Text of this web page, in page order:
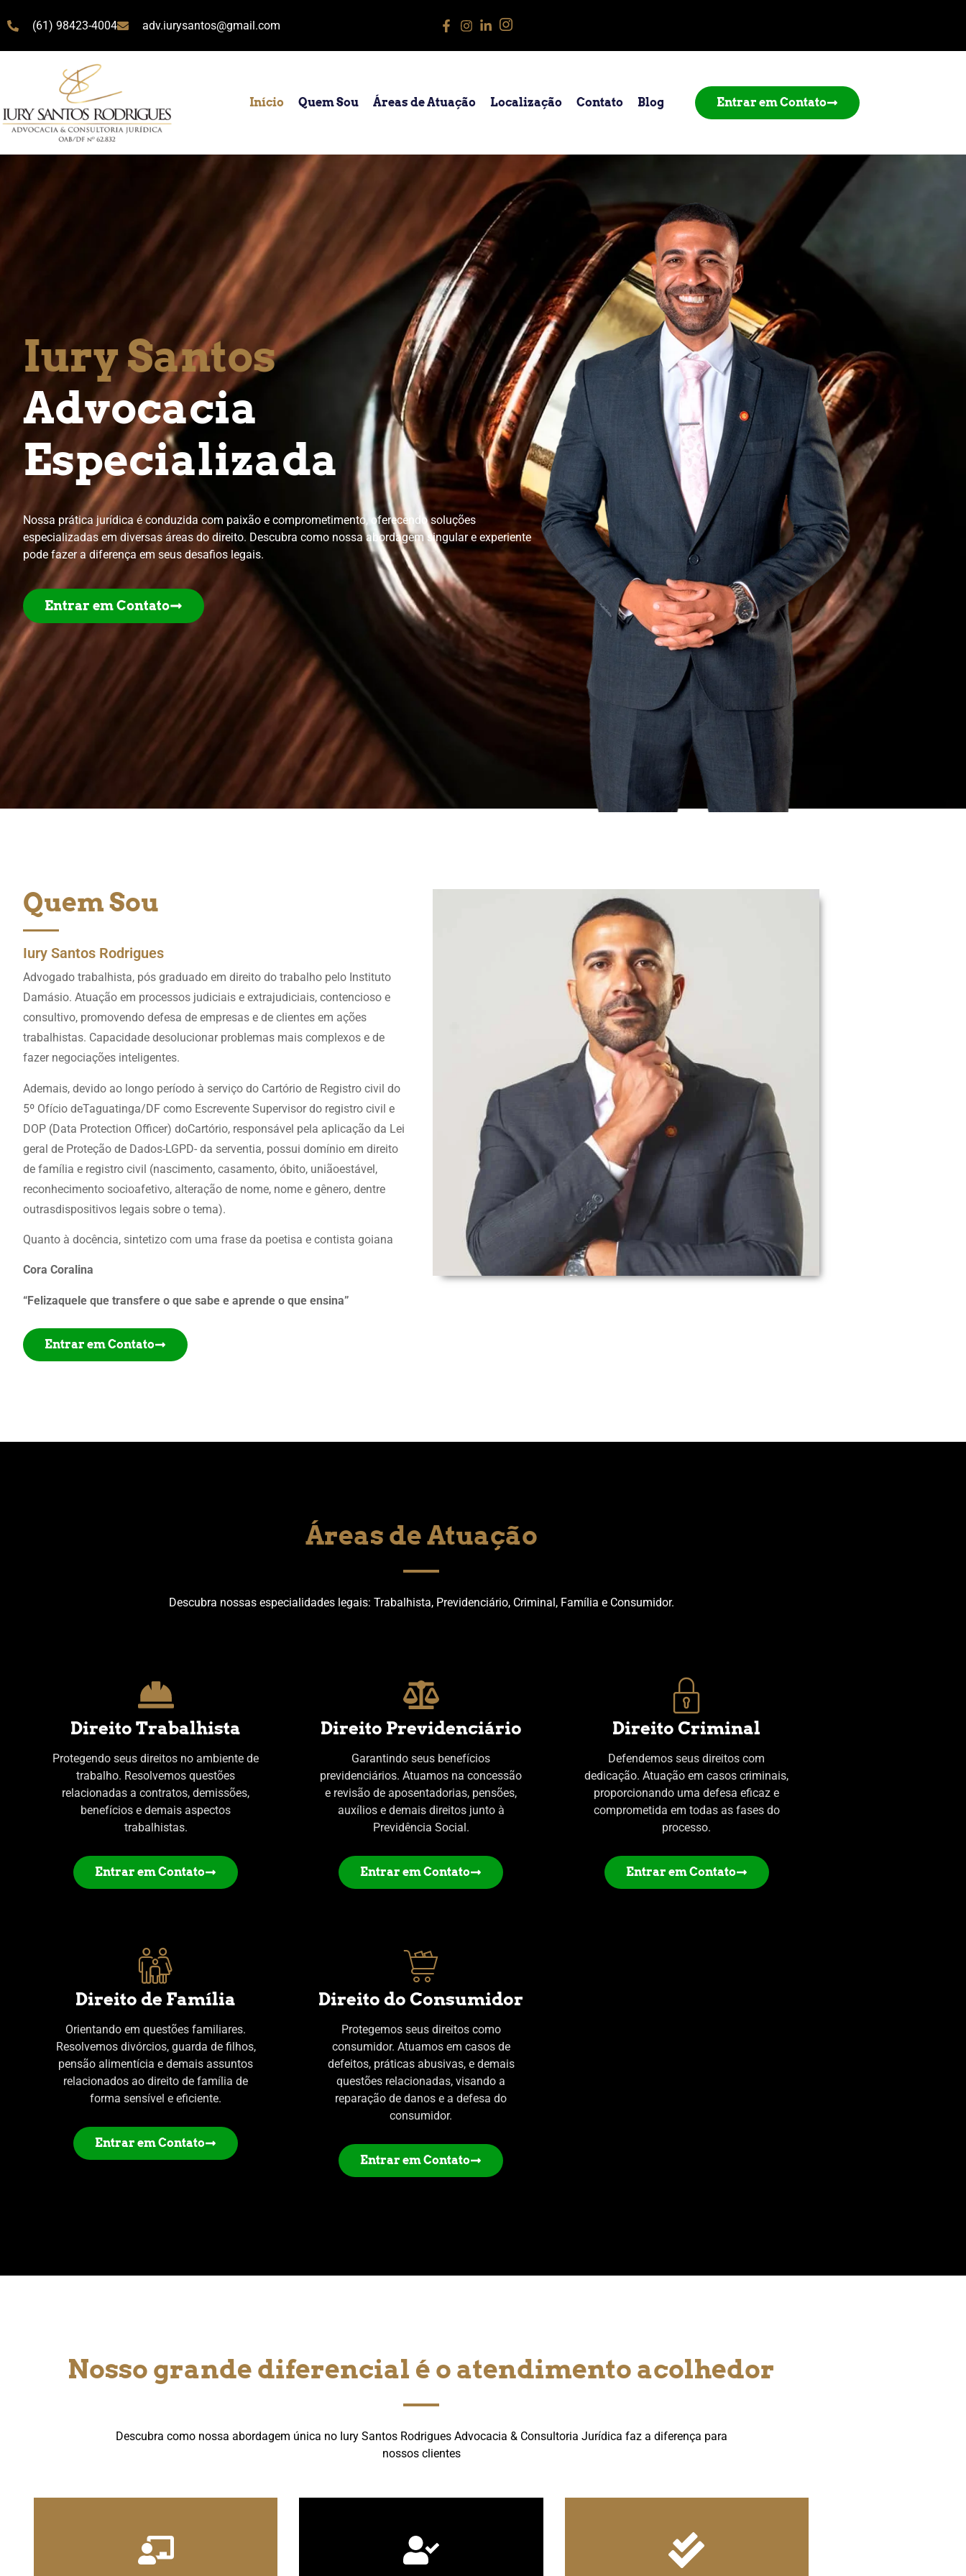
(61) 98423-4004 adv.iurysantos@gmail.com
Início Quem Sou Áreas de Atuação Localização Contato Blog Entrar em Contato
IurySantos
Advocacia
Especializada
Nossa prática jurídica é conduzida com paixão e comprometimento, oferecendo soluções
especializadas em diversas áreas do direito. Descubra como nossa abordagem singular e experiente
pode fazer a diferença em seus desafios legais.
Entrar em Contato
Quem Sou
Iury Santos Rodrigues
Advogado trabalhista, pós graduado em direito do trabalho pelo Instituto
Damásio. Atuação em processos judiciais e extrajudiciais, contencioso e
consultivo, promovendo defesa de empresas e de clientes em ações
trabalhistas. Capacidade desolucionar problemas mais complexos e de
fazer negociações inteligentes.
Ademais, devido ao longo período à serviço do Cartório de Registro civil do
5º Ofício deTaguatinga/DF como Escrevente Supervisor do registro civil e
DOP (Data Protection Officer) doCartório, responsável pela aplicação da Lei
geral de Proteção de Dados-LGPD- da serventia, possui domínio em direito
de família e registro civil (nascimento, casamento, óbito, uniãoestável,
reconhecimento socioafetivo, alteração de nome, nome e gênero, dentre
outrasdispositivos legais sobre o tema).
Quanto à docência, sintetizo com uma frase da poetisa e contista goiana
Cora Coralina
“Felizaquele que transfere o que sabe e aprende o que ensina”
Entrar em Contato
Áreas de Atuação
Descubra nossas especialidades legais: Trabalhista, Previdenciário, Criminal, Família e Consumidor.
Direito Trabalhista
Protegendo seus direitos no ambiente de
trabalho. Resolvemos questões
relacionadas a contratos, demissões,
benefícios e demais aspectos
trabalhistas.
Entrar em Contato
Direito Previdenciário
Garantindo seus benefícios
previdenciários. Atuamos na concessão
e revisão de aposentadorias, pensões,
auxílios e demais direitos junto à
Previdência Social.
Entrar em Contato
Direito Criminal
Defendemos seus direitos com
dedicação. Atuação em casos criminais,
proporcionando uma defesa eficaz e
comprometida em todas as fases do
processo.
Entrar em Contato
Direito de Família
Orientando em questões familiares.
Resolvemos divórcios, guarda de filhos,
pensão alimentícia e demais assuntos
relacionados ao direito de família de
forma sensível e eficiente.
Entrar em Contato
Direito do Consumidor
Protegemos seus direitos como
consumidor. Atuamos em casos de
defeitos, práticas abusivas, e demais
questões relacionadas, visando a
reparação de danos e a defesa do
consumidor.
Entrar em Contato
Nosso grande diferencial é o atendimento acolhedor
Descubra como nossa abordagem única no Iury Santos Rodrigues Advocacia & Consultoria Jurídica faz a diferença para
nossos clientes